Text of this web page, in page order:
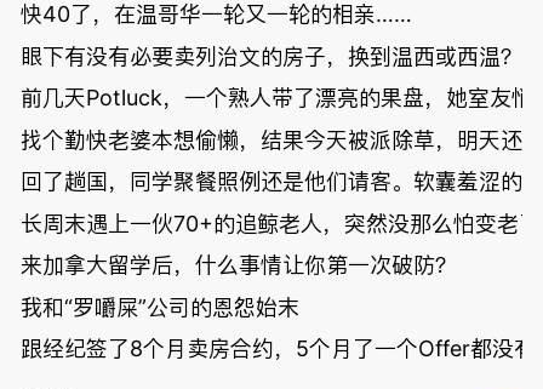
快40了，在温哥华一轮又一轮的相亲……
眼下有没有必要卖列治文的房子，换到温西或西温？
前几天Potluck，一个熟人带了漂亮的果盘，她室友悄
找个勤快老婆本想偷懒，结果今天被派除草，明天还
回了趟国，同学聚餐照例还是他们请客。软囊羞涩的
长周末遇上一伙70+的追鲸老人，突然没那么怕变老了
来加拿大留学后，什么事情让你第一次破防？
我和“罗嚼屎”公司的恩怨始末
跟经纪签了8个月卖房合约，5个月了一个Offer都没有